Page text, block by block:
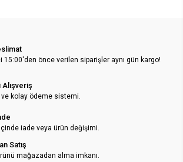
15:00'den önce verilen siparişler aynı gün kargo!
Alışveriş
ve kolay ödeme sistemi.
iade veya ürün değişimi.
Satış
mağazadan alma imkanı.